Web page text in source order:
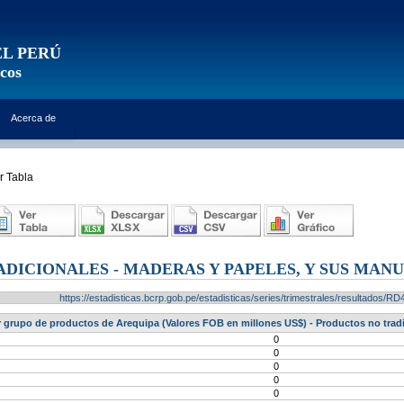
PERÚ
Acerca de
Tabla
- MADERAS Y PAPELES, Y SUS
https://estadisticas.bcrp.gob.pe/estadisticas/series/trimestrales/resultados/
de productos de Arequipa (Valores FOB en millones US$) - Productos no
0
0
0
0
0